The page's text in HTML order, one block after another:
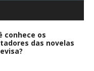
conhece os
das novelas